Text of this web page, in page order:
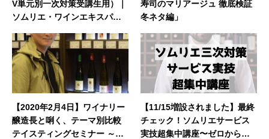
V単元別一次対策受講生用）｜
ソムリエ・ワインエキスパー
寿司のマリアージュ 徹底検証
冬ネタ編」
【2020年2月4日】ワイナリー
醸造長と唎く、テーマ別比較
テイスティングセミナー ～プ
【11/15増設されました】最終
チェック！ソムリエサービス
実技超集中講座〜ゼロからで